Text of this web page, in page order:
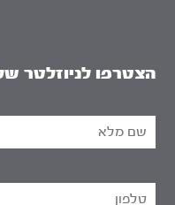
הצטרפו לניוזלטר